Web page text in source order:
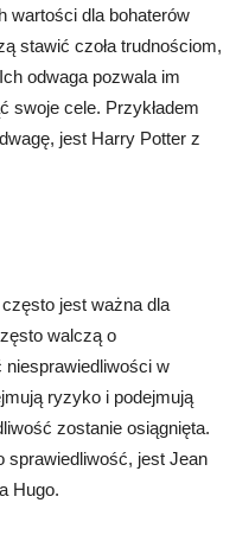
wartości dla bohaterów
stawić czoła trudnościom,
odwaga pozwala im
swoje cele. Przykładem
jest Harry Potter z
jest ważna dla
walczą o
niesprawiedliwości w
ryzyko i podejmują
zostanie osiągnięta.
sprawiedliwość, jest Jean
Hugo.